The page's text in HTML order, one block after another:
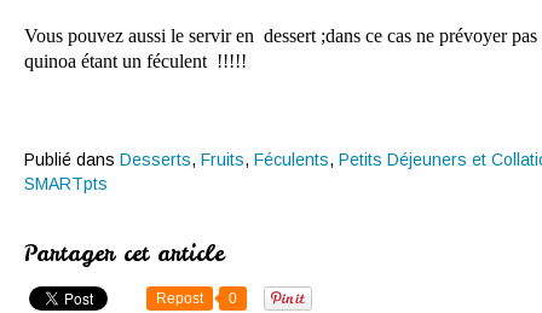
Vous pouvez aussi le servir en dessert ;dans ce cas ne prévoyer
quinoa étant un féculent !!!!!
Publié dans Desserts, Fruits, Féculents, Petits Déjeuners et
SMARTpts
Partager cet article
Repost 0